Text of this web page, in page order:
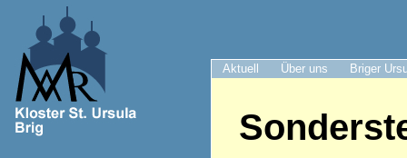
Aktuell Über uns Briger